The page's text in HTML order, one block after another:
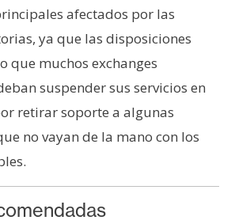
afectados por las
ya que las disposiciones
que muchos exchanges
suspender sus servicios en
retirar soporte a algunas
no vayan de la mano con los